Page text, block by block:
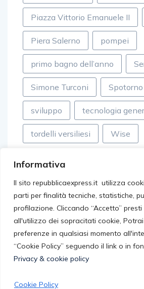
Informativa
Il sito repubblicaexpress.it utilizza
parti per finalità tecniche, statistiche,
profilazione. Cliccando “Accetto”
all'utilizzo dei sopracitati cookie,
preferenze in qualsiasi momento
“Cookie Policy” seguendo il link o in
Privacy & cookie policy
Cookie Policy
Piazza Vittorio Emanuele II
Piera Salerno pompei
primo bagno dell’anno
Simone Turconi Spotorno
sviluppo tecnologia
tordelli versiliesi Wise